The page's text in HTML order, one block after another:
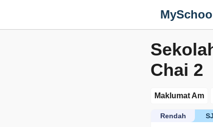
Chai 2
Maklumat Am
Rendah